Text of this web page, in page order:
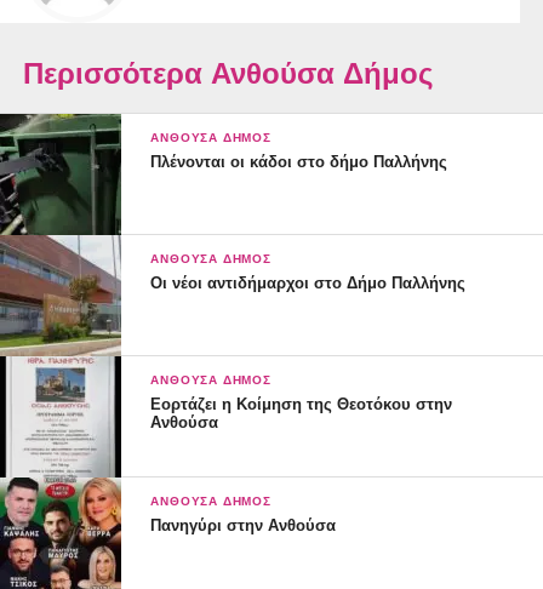
Περισσότερα Ανθούσα Δήμος
ΑΝΘΟΎΣΑ ΔΉΜΟΣ
Πλένονται οι κάδοι στο δήμο Παλλήνης
ΑΝΘΟΎΣΑ ΔΉΜΟΣ
Οι νέοι αντιδήμαρχοι στο Δήμο Παλλήνης
ΑΝΘΟΎΣΑ ΔΉΜΟΣ
Εορτάζει η Κοίμηση της Θεοτόκου στην
Ανθούσα
ΑΝΘΟΎΣΑ ΔΉΜΟΣ
Πανηγύρι στην Ανθούσα